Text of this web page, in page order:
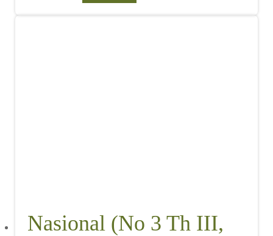
Nasional (No 3 Th III,